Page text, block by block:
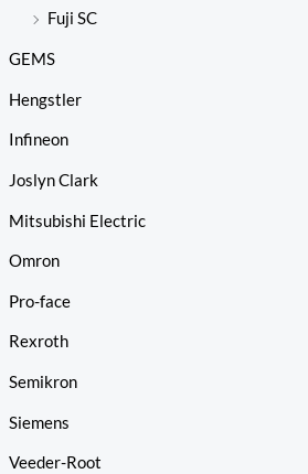
Fuji SC
GEMS
Hengstler
Infineon
Joslyn Clark
Mitsubishi Electric
Omron
Pro-face
Rexroth
Semikron
Siemens
Veeder-Root